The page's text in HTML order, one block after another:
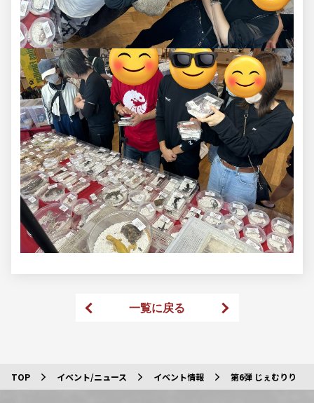
前のページ一覧に戻る 次のページ
TOP イベント/ニュース イベント情報 第6弾 じぇむりり